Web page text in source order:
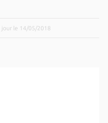
jour le 14/05/2018